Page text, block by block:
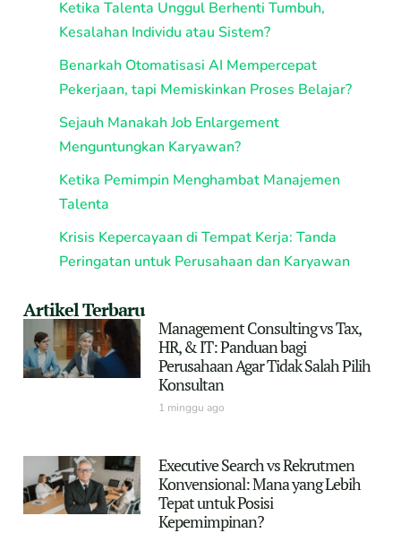
Ketika Talenta Unggul Berhenti Tumbuh,
Kesalahan Individu atau Sistem?
Benarkah Otomatisasi AI Mempercepat
Pekerjaan, tapi Memiskinkan Proses Belajar?
Sejauh Manakah Job Enlargement
Menguntungkan Karyawan?
Ketika Pemimpin Menghambat Manajemen
Talenta
Krisis Kepercayaan di Tempat Kerja: Tanda
Peringatan untuk Perusahaan dan Karyawan
Artikel Terbaru
Management Consulting vs Tax,
HR, & IT: Panduan bagi
Perusahaan Agar Tidak Salah Pilih
Konsultan
1 minggu ago
Executive Search vs Rekrutmen
Konvensional: Mana yang Lebih
Tepat untuk Posisi
Kepemimpinan?